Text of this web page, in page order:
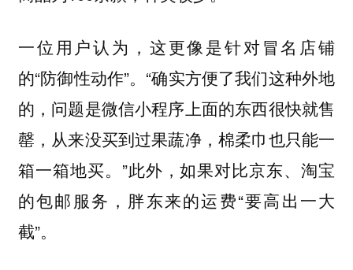
一位用户认为，这更像是针对冒名店铺
的“防御性动作”。“确实方便了我们这种外地
的，问题是微信小程序上面的东西很快就售
罄，从来没买到过果蔬净，棉柔巾也只能一
箱一箱地买。”此外，如果对比京东、淘宝
的包邮服务，胖东来的运费“要高出一大
截”。